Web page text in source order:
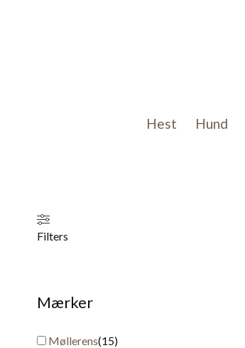
Hest Hund
Filters
Mærker
Møllerens(15)